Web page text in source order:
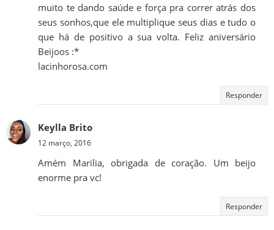
muito te dando saúde e força pra correr atrás dos
seus sonhos,que ele multiplique seus dias e tudo o
que há de positivo a sua volta. Feliz aniversário
Beijoos :*
lacinhorosa.com
Responder
Keylla Brito
12 março, 2016
Amém Marilia, obrigada de coração. Um beijo
enorme pra vc!
Responder